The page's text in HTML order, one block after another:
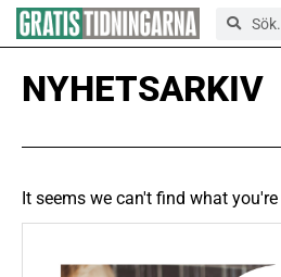
NYHETSARKIV
It seems we can't find what